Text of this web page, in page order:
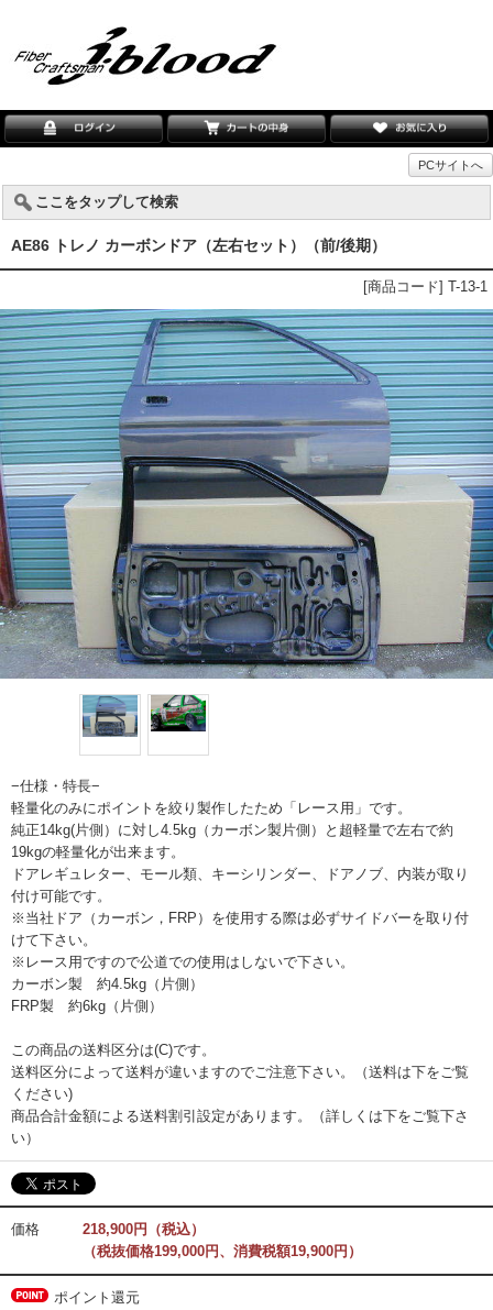
PCサイトへ
ここをタップして検索
AE86 トレノ カーボンドア（左右セット）（前/後期）
[商品コード] T-13-1
−仕様・特長−
軽量化のみにポイントを絞り製作したため「レース用」です。
純正14kg(片側）に対し4.5kg（カーボン製片側）と超軽量で左右で約
19kgの軽量化が出来ます。
ドアレギュレター、モール類、キーシリンダー、ドアノブ、内装が取り
付け可能です。
※当社ドア（カーボン，FRP）を使用する際は必ずサイドバーを取り付
けて下さい。
※レース用ですので公道での使用はしないで下さい。
カーボン製 約4.5kg（片側）
FRP製 約6kg（片側）
この商品の送料区分は(C)です。
送料区分によって送料が違いますのでご注意下さい。（送料は下をご覧
ください)
商品合計金額による送料割引設定があります。（詳しくは下をご覧下さ
い）
価格
218,900円（税込）
（税抜価格199,000円、消費税額19,900円）
ポイント還元